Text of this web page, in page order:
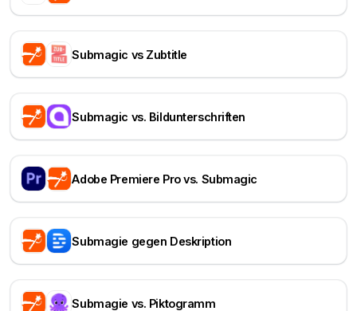
Submagic vs Zubtitle
Submagic vs. Bildunterschriften
Adobe Premiere Pro vs. Submagic
Submagie gegen Deskription
Submagie vs. Piktogramm